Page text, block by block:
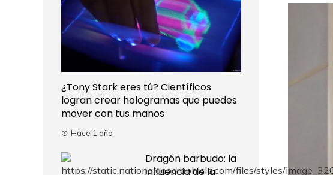
¿Tony Stark eres tú? Científicos
logran crear hologramas que puedes
mover con tus manos
Hace 1 año
Dragón barbudo: la
influencia de la